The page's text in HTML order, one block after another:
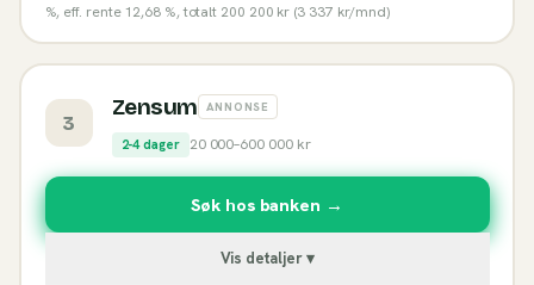
%, eff. rente 12,68 %, totalt 200 200 kr (3 337 kr/mnd)
3
Zensum ANNONSE
2-4 dager 20 000–600 000kr
Søk hos banken →
Vis detaljer ▾